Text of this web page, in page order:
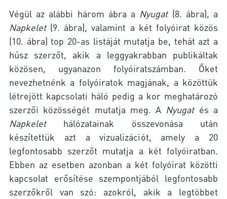
Végül az alábbi három ábra a Nyugat(8. ábra), a
Napkelet (9. ábra), valamint a két folyóirat közös
(10. ábra) top 20-as listáját mutatja be, tehát azt a
húsz szerzőt, akik a leggyakrabban publikáltak
közösen, ugyanazon folyóiratszámban. Őket
nevezhetnénk a folyóiratok magjának, a közöttük
létrejött kapcsolati háló pedig a kor meghatározó
szerzői közösségét mutatja meg. A Nyugatés a
Napkelethálózatainak összevonása után
készítettük azt a vizualizációt, amely a 20
legfontosabb szerzőt mutatja a két folyóiratban.
Ebben az esetben azonban a két folyóirat közötti
kapcsolat erősítése szempontjából legfontosabb
szerzőkről van szó: azokról, akik a legtöbbet